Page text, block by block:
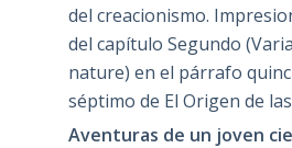
del creacionismo.
del capítulo Segundo
nature) en el párrafo
séptimo de El Origen de
Aventuras de un joven